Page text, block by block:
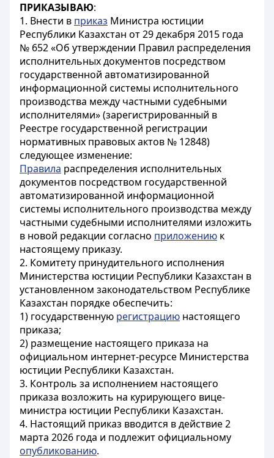
ПРИКАЗЫВАЮ:
1. Внести в приказ Министра юстиции
Республики Казахстан от 29 декабря 2015 года
№ 652 «Об утверждении Правил распределения
исполнительных документов посредством
государственной автоматизированной
информационной системы исполнительного
производства между частными судебными
исполнителями» (зарегистрированный в
Реестре государственной регистрации
нормативных правовых актов № 12848)
следующее изменение:
Правила распределения исполнительных
документов посредством государственной
автоматизированной информационной
системы исполнительного производства между
частными судебными исполнителями изложить
в новой редакции согласно приложению к
настоящему приказу.
2. Комитету принудительного исполнения
Министерства юстиции Республики Казахстан в
установленном законодательством Республике
Казахстан порядке обеспечить:
1) государственную регистрацию настоящего
приказа;
2) размещение настоящего приказа на
официальном интернет-ресурсе Министерства
юстиции Республики Казахстан.
3. Контроль за исполнением настоящего
приказа возложить на курирующего вице-
министра юстиции Республики Казахстан.
4. Настоящий приказ вводится в действие 2
марта 2026 года и подлежит официальному
опубликованию.